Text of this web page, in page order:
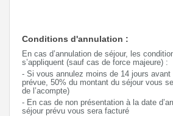
Conditions d'annulation :
En cas d’annulation de séjour, les
s’appliquent (sauf cas de force majeure) :
- Si vous annulez moins de 14 jours avant
prévue, 50% du montant du séjour vous
de l’acompte)
- En cas de non présentation à la date
séjour prévu vous sera facturé